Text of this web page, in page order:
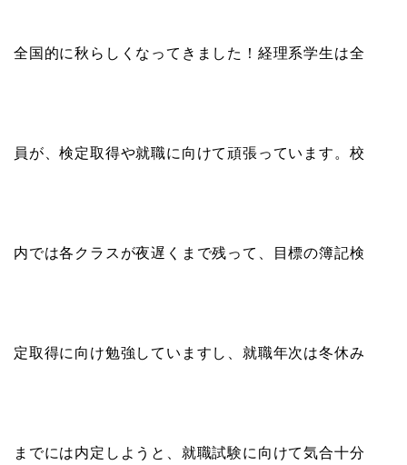
全国的に秋らしくなってきました！経理系学生は全
員が、検定取得や就職に向けて頑張っています。校
内では各クラスが夜遅くまで残って、目標の簿記検
定取得に向け勉強していますし、就職年次は冬休み
までには内定しようと、就職試験に向けて気合十分